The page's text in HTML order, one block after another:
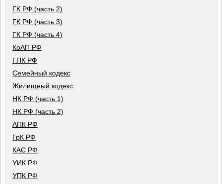
ГК РФ (часть 2)
ГК РФ (часть 3)
ГК РФ (часть 4)
КоАП РФ
ГПК РФ
Семейный кодекс
Жилищный кодекс
НК РФ (часть 1)
НК РФ (часть 2)
АПК РФ
ГрК РФ
КАС РФ
УИК РФ
УПК РФ